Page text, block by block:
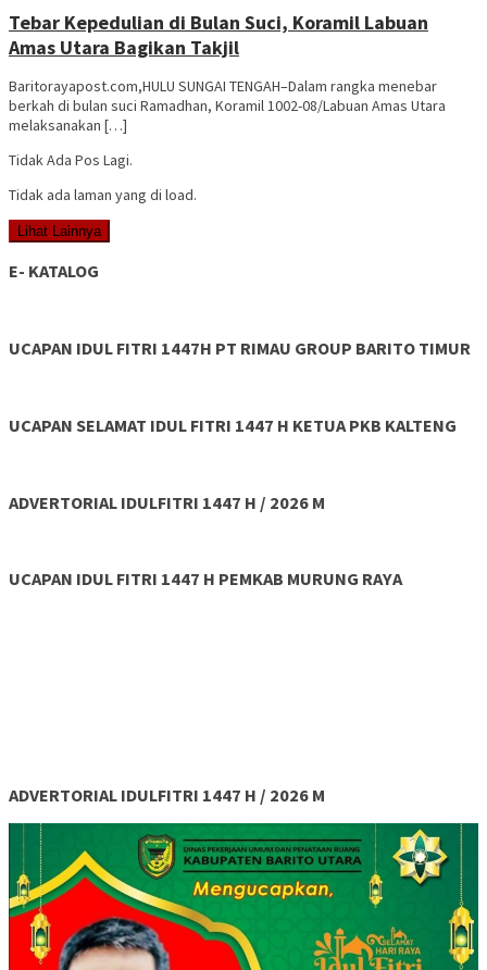
Tebar Kepedulian di Bulan Suci, Koramil Labuan
Amas Utara Bagikan Takjil
Baritorayapost.com,HULU SUNGAI TENGAH–Dalam rangka menebar
berkah di bulan suci Ramadhan, Koramil 1002-08/Labuan Amas Utara
melaksanakan […]
Tidak Ada Pos Lagi.
Tidak ada laman yang di load.
Lihat Lainnya
E- KATALOG
UCAPAN IDUL FITRI 1447H PT RIMAU GROUP BARITO TIMUR
UCAPAN SELAMAT IDUL FITRI 1447 H KETUA PKB KALTENG
ADVERTORIAL IDULFITRI 1447 H / 2026 M
UCAPAN IDUL FITRI 1447 H PEMKAB MURUNG RAYA
ADVERTORIAL IDULFITRI 1447 H / 2026 M